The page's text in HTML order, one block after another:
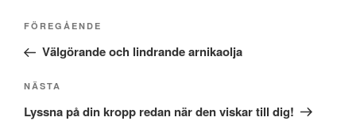
Inläggsnavigering
Föregående
inlägg
FÖREGÅENDE
Välgörande och lindrande arnikaolja
Nästa
inlägg
NÄSTA
Lyssna på din kropp redan när den viskar till dig!